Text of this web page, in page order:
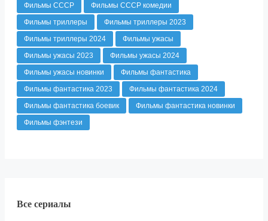
Фильмы СССР
Фильмы СССР комедии
Фильмы триллеры
Фильмы триллеры 2023
Фильмы триллеры 2024
Фильмы ужасы
Фильмы ужасы 2023
Фильмы ужасы 2024
Фильмы ужасы новинки
Фильмы фантастика
Фильмы фантастика 2023
Фильмы фантастика 2024
Фильмы фантастика боевик
Фильмы фантастика новинки
Фильмы фэнтези
Все сериалы